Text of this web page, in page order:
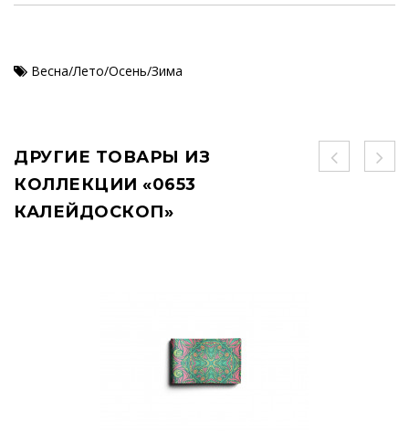
Весна/Лето/Осень/Зима
ДРУГИЕ ТОВАРЫ ИЗ
КОЛЛЕКЦИИ «0653
КАЛЕЙДОСКОП»